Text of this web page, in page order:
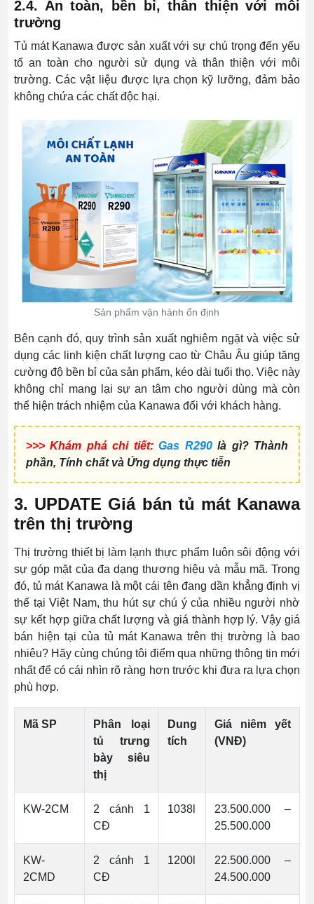
2.4. An toàn, bền bỉ, thân thiện với môi
trường
Tủ mát Kanawa được sản xuất với sự chú trọng đến yếu
tố an toàn cho người sử dụng và thân thiện với môi
trường. Các vật liệu được lựa chọn kỹ lưỡng, đảm bảo
không chứa các chất độc hại.
Sản phẩm vận hành ổn định
Bên cạnh đó, quy trình sản xuất nghiêm ngặt và việc sử
dụng các linh kiện chất lượng cao từ Châu Âu giúp tăng
cường độ bền bỉ của sản phẩm, kéo dài tuổi thọ. Việc này
không chỉ mang lại sự an tâm cho người dùng mà còn
thể hiện trách nhiệm của Kanawa đối với khách hàng.
>>> Khám phá chi tiết: Gas R290là gì? Thành
phần, Tính chất và Ứng dụng thực tiễn
3. UPDATE Giá bán tủ mát Kanawa
trên thị trường
Thị trường thiết bị làm lạnh thực phẩm luôn sôi động với
sự góp mặt của đa dạng thương hiệu và mẫu mã. Trong
đó, tủ mát Kanawa là một cái tên đang dần khẳng định vị
thế tại Việt Nam, thu hút sự chú ý của nhiều người nhờ
sự kết hợp giữa chất lượng và giá thành hợp lý. Vậy giá
bán hiện tại của tủ mát Kanawa trên thị trường là bao
nhiêu? Hãy cùng chúng tôi điểm qua những thông tin mới
nhất để có cái nhìn rõ ràng hơn trước khi đưa ra lựa chọn
phù hợp.
Mã SP
Phân loại
tủ trưng
bày siêu
thị
Dung
tích
Giá niêm yết
(VNĐ)
KW-2CM
2 cánh 1
CĐ
1038l
23.500.000 –
25.500.000
KW-
2CMD
2 cánh 1
CĐ
1200l
22.500.000 –
24.500.000